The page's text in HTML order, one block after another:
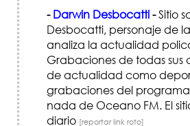
- Darwin Desbocatti-Sitio
Desbocatti, personaje de
analiza la actualidad
Grabaciones de todas sus
de actualidad como
grabaciones del
nada de Oceano FM. El
diario [reportar link roto]